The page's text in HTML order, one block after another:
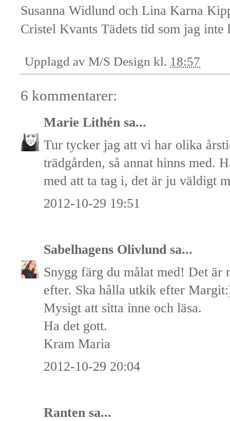
Susanna Widlund och Lina Karna
Cristel Kvants Tädets tid som jag inte
Upplagd av M/S Design kl. 18:57
6 kommentarer:
Marie Lithén sa...
Tur tycker jag att vi har olika
trädgården, så annat hinns med.
med att ta tag i, det är ju väldigt
2012-10-29 19:51
Sabelhagens Olivlund sa...
Snygg färg du målat med! Det är
efter. Ska hålla utkik efter
Mysigt att sitta inne och läsa.
Ha det gott.
Kram Maria
2012-10-29 20:04
Ranten sa...